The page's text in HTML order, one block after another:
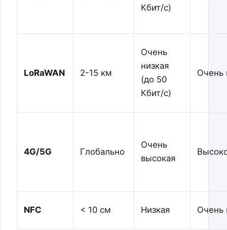
Кбит/с)
LoRaWAN 2-15 км
Очень
низкая
(до 50
Кбит/с)
Очень
4G/5G Глобально
Очень
высокая
NFC < 10 см Низкая Очень